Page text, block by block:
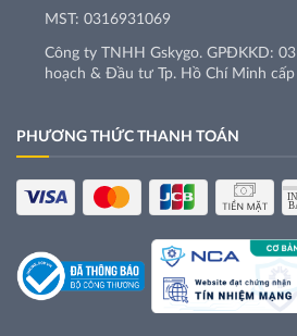
MST: 0316931069
Công ty TNHH Gskygo. GPĐKKD:
hoạch & Đầu tư Tp. Hồ Chí Minh
PHƯƠNG THỨC THANH TOÁN